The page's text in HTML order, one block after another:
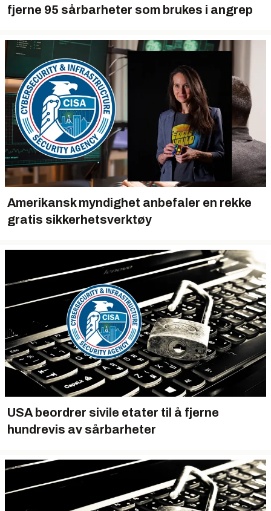
fjerne 95 sårbarheter som brukes i angrep
Amerikansk myndighet anbefaler en rekke
gratis sikkerhetsverktøy
USA beordrer sivile etater til å fjerne
hundrevis av sårbarheter